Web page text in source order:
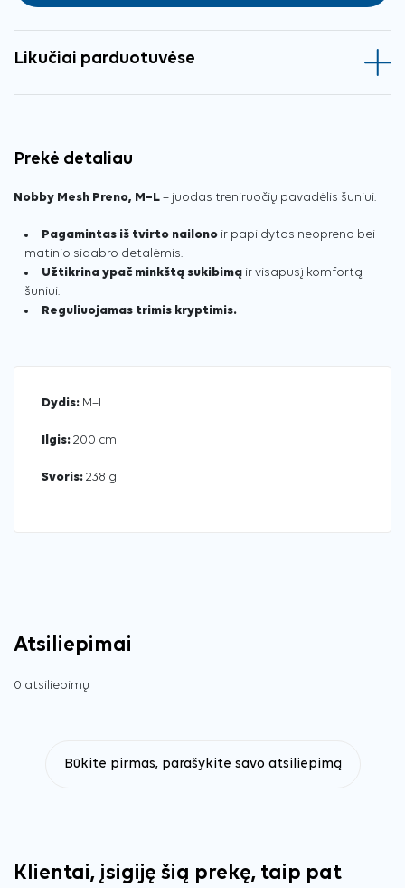
Likučiai parduotuvėse
Prekė detaliau
Nobby Mesh Preno, M–L – juodas treniruočių pavadėlis šuniui.
Pagamintas iš tvirto nailono ir papildytas neopreno bei
matinio sidabro detalėmis.
Užtikrina ypač minkštą sukibimą ir visapusį komfortą
šuniui.
Reguliuojamas trimis kryptimis.
Dydis: M–L
Ilgis: 200 cm
Svoris: 238 g
Atsiliepimai
0 atsiliepimų
Būkite pirmas, parašykite savo atsiliepimą
Klientai, įsigiję šią prekę, taip pat